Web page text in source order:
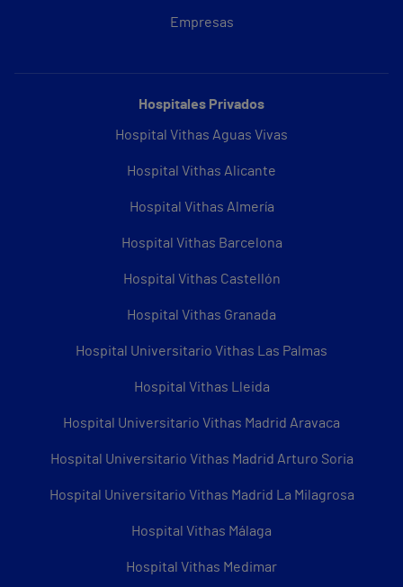
Empresas
Hospitales Privados
Hospital Vithas Aguas Vivas
Hospital Vithas Alicante
Hospital Vithas Almería
Hospital Vithas Barcelona
Hospital Vithas Castellón
Hospital Vithas Granada
Hospital Universitario Vithas Las Palmas
Hospital Vithas Lleida
Hospital Universitario Vithas Madrid Aravaca
Hospital Universitario Vithas Madrid Arturo Soria
Hospital Universitario Vithas Madrid La Milagrosa
Hospital Vithas Málaga
Hospital Vithas Medimar